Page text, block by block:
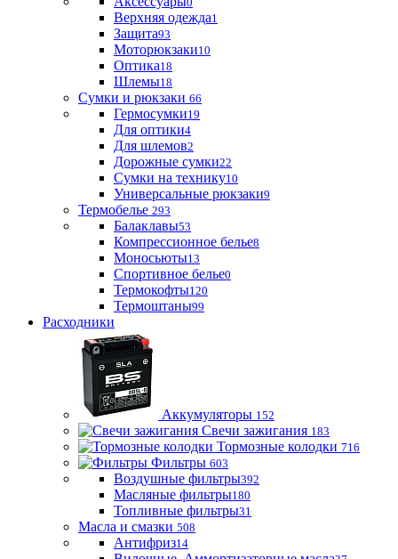
Верхняя одежда1
Защита93
Моторюкзаки10
Оптика18
Шлемы18
Сумки и рюкзаки 66
Гермосумки19
Для оптики4
Для шлемов2
Дорожные сумки22
Сумки на технику10
Универсальные рюкзаки9
Термобелье 293
Балаклавы53
Компрессионное белье8
Моносьюты13
Спортивное белье0
Термокофты120
Термоштаны99
Расходники
Аккумуляторы 152
Свечи зажигания 183
Тормозные колодки 716
Фильтры 603
Воздушные фильтры392
Масляные фильтры180
Топливные фильтры31
Масла и смазки 508
Антифриз14